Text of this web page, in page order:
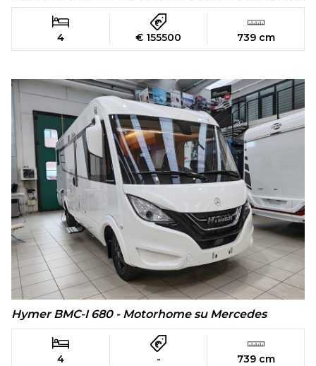
4 € 155500 739 cm
Hymer BMC-I 680 - Motorhome su Mercedes
4 - 739 cm